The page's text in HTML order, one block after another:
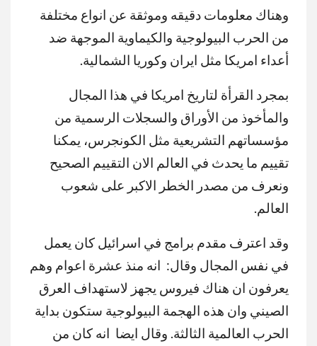
وهناك معلومات دقيقه وموثقة عن انواع مختلفة
من الحرب البيولوجية والكيماوية الموجهة ضد
أعداء امريكا مثل ايران وكوريا الشمالية.
بمجرد القرأة لتاريخ امريكا في هذا المجال
والمأخوذ من الأوراق والسجلات الرسمية من
مؤسساتهم التشريعية مثل الكونجرس، يمكنا
تقييم ما يحدث في العالم الان التقييم الصحيح
ونعرف من مصدر الخطر الاكبر على شعوب
العالم.
وقد اعترف مقدم برامج في اسرائيل كان يعمل
في نفس المجال وقال: انه منذ عشرة اعوام وهم
يعرفون ان هناك فيروس يجهز لاستهداف العرق
الصيني وان هذه الهجمة البيولوجية ستكون بداية
الحرب العالمية الثالثة. وقال ايضا انه كان من